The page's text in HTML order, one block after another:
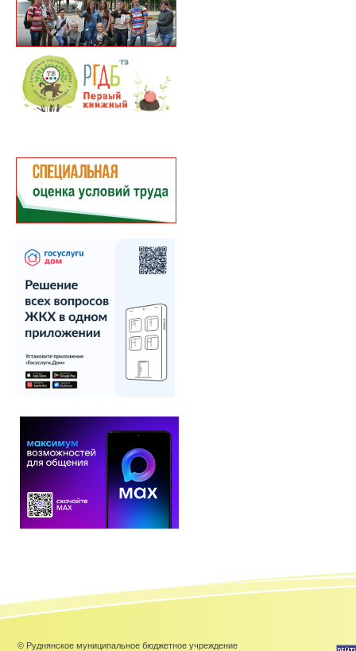
© Руднянское муниципальное бюджетное учреждение